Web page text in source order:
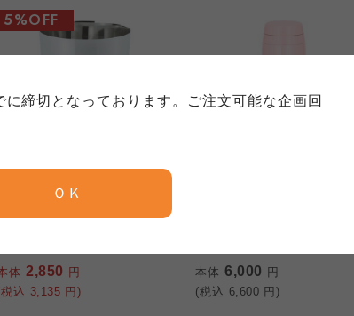
に締切となっております。ご注文可能な企画回
ＯＫ
体 2,850 円
込 3,135 円)
5%OFF
本体 6,000 円
(税込 6,600 円)
規約・ご利用規程）について
、クチコミ投稿については、利用約款の細則とし
生協 わかやま市民生協
保護方針について
針」については各生協のボタンをクリックしてご
ならコープ
民生協 わかやま市民生協
に基づく表記について
いては各生協のボタンをクリックしてご確認くだ
民生協 わかやま市民生協